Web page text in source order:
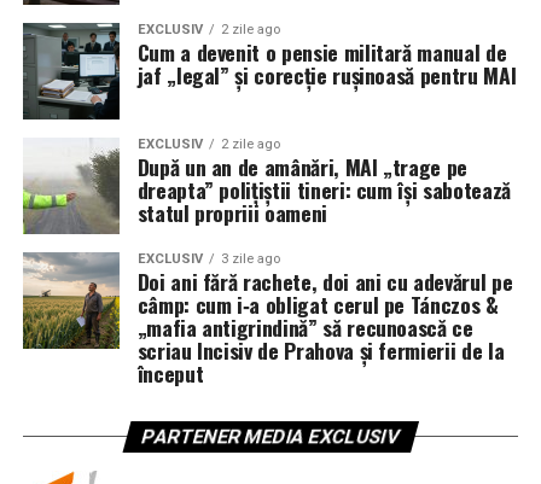
EXCLUSIV 2 zile ago
Cum a devenit o pensie militară manual de
jaf „legal” și corecție rușinoasă pentru MAI
EXCLUSIV 2 zile ago
După un an de amânări, MAI „trage pe
dreapta” polițiștii tineri: cum își sabotează
statul propriii oameni
EXCLUSIV 3 zile ago
Doi ani fără rachete, doi ani cu adevărul pe
câmp: cum i‑a obligat cerul pe Tánczos &
„mafia antigrindină” să recunoască ce
scriau Incisiv de Prahova și fermierii de la
început
PARTENER MEDIA EXCLUSIV